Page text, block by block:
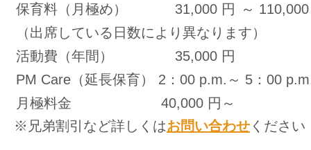
保育料（月極め）
31,000 円
～
（出席している日数により異なります）
活動費（年間）
35,000 円
PM Care（延長保育） 2：00 p.m.～ 5：00
月極料金
40,000 円～
※兄弟割引など詳しくはお問い合わせ ください